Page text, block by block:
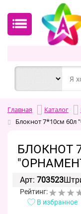
Главная Каталог
Блокнот 7*10см
БЛОКНОТ
Арт: 703523
Рейтинг:
В избранное